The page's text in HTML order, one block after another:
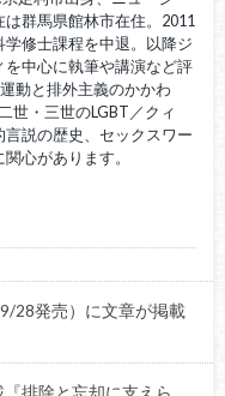
群馬県館林市在住。2011
修士課程を中退。以降ジ
を中心に執筆や講演など評
動と排外主義のかかわ
世・三世のLGBT／クィ
説の歴史、セックスワー
心があります。
28発売）に文章が掲載